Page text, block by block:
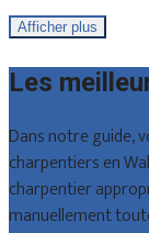
Afficher plus
Les
Dans notre guide,
charpentiers en
charpentier
manuellement